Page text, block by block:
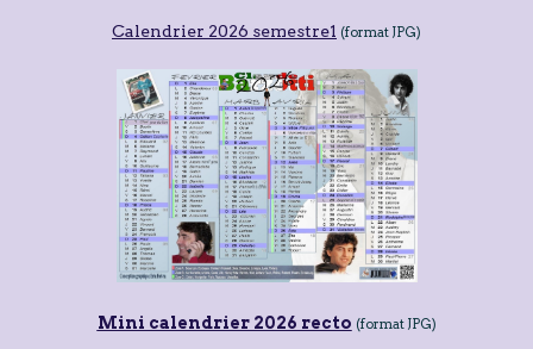
Calendrier 2026 semestre1 (format JPG)
Mini calendrier 2026 recto (format JPG)